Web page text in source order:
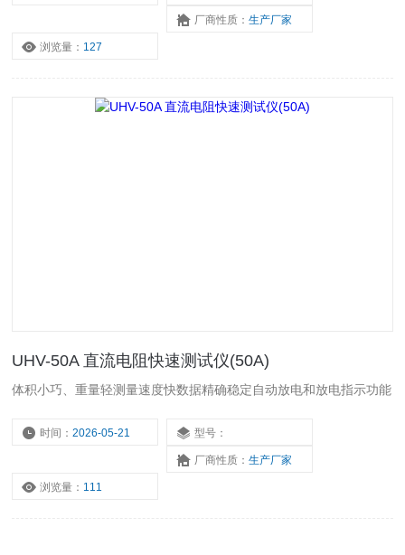
厂商性质： 生产厂家
浏览量： 127
UHV-50A 直流电阻快速测试仪(50A)
体积小巧、重量轻测量速度快数据精确稳定自动放电和放电指示功能
时间：2026-05-21 型号：
厂商性质： 生产厂家
浏览量： 111